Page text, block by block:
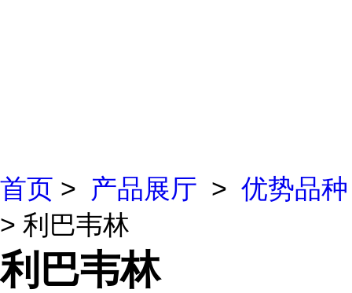
首页 > 产品展厅 > 优势品种
> 利巴韦林
利巴韦林